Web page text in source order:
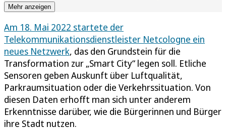
Mehr anzeigen
Am 18. Mai 2022 startete der
Telekommunikationsdienstleister Netcologne ein
neues Netzwerk, das den Grundstein für die
Transformation zur „Smart City“ legen soll. Etliche
Sensoren geben Auskunft über Luftqualität,
Parkraumsituation oder die Verkehrssituation. Von
diesen Daten erhofft man sich unter anderem
Erkenntnisse darüber, wie die Bürgerinnen und Bürger
ihre Stadt nutzen.